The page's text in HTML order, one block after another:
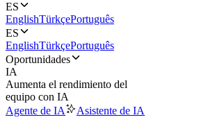
ES
EnglishTürkçePortuguês
ES
EnglishTürkçePortuguês
Oportunidades
IA
Aumenta el rendimiento del
equipo con IA
Agente de IA
Asistente de IA